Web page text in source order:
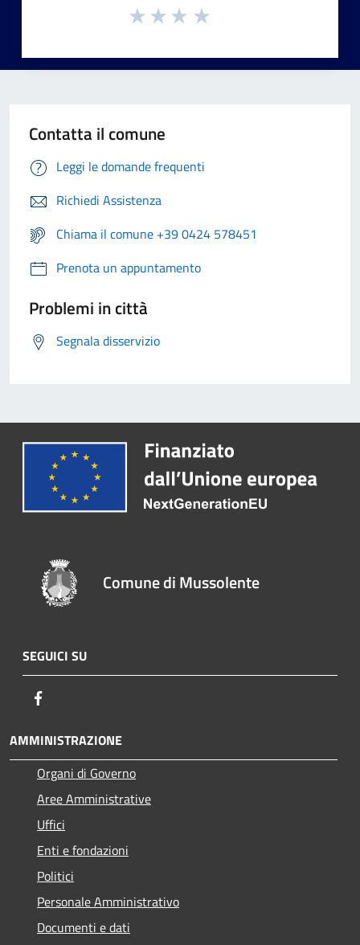
Contatta il comune
Leggi le domande frequenti
Richiedi Assistenza
Chiama il comune +39 0424 578451
Prenota un appuntamento
Problemi in città
Segnala disservizio
Comune di Mussolente
SEGUICI SU
AMMINISTRAZIONE
Organi di Governo
Aree Amministrative
Uffici
Enti e fondazioni
Politici
Personale Amministrativo
Documenti e dati